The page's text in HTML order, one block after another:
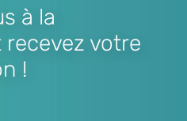
à la
votre
!